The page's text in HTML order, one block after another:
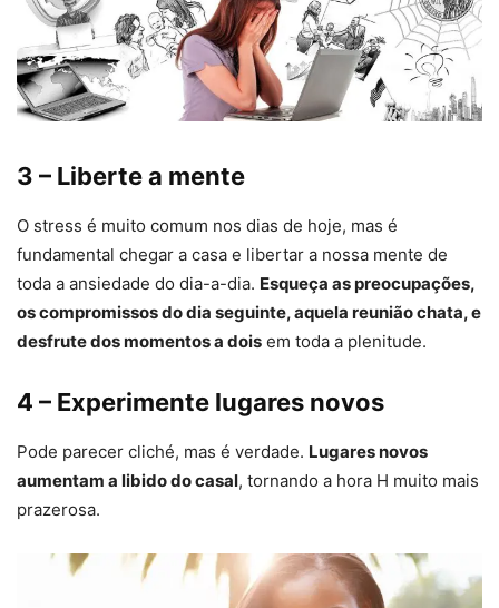
3 – Liberte a mente
O stress é muito comum nos dias de hoje, mas é
fundamental chegar a casa e libertar a nossa mente de
toda a ansiedade do dia-a-dia. Esqueça as preocupações,
os compromissos do dia seguinte, aquela reunião chata, e
desfrute dos momentos a dois em toda a plenitude.
4 – Experimente lugares novos
Pode parecer cliché, mas é verdade. Lugares novos
aumentam a libido do casal, tornando a hora H muito mais
prazerosa.